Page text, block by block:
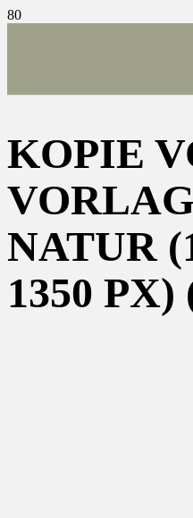
KOPIE
NATUR
1350 PX)